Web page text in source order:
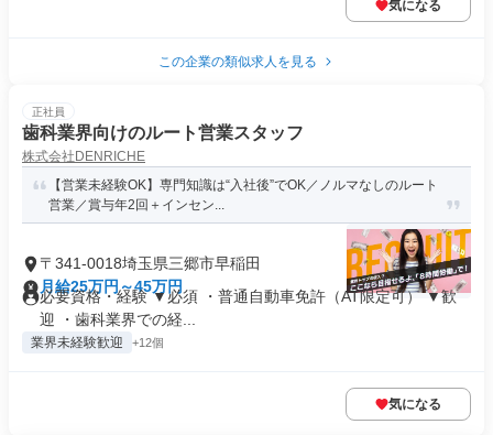
気になる
この企業の類似求人を見る
正社員
歯科業界向けのルート営業スタッフ
株式会社DENRICHE
【営業未経験OK】専門知識は“入社後”でOK／ノルマなしのルート
営業／賞与年2回＋インセン...
〒341-0018埼玉県三郷市早稲田
月給25万円～45万円
必要資格・経験 ▼必須 ・普通自動車免許（AT限定可） ▼歓
迎 ・歯科業界での経...
業界未経験歓迎 +12個
気になる